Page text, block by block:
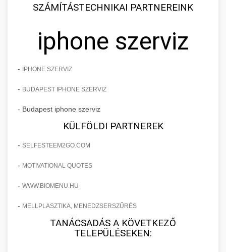
SZÁMÍTÁSTECHNIKAI PARTNEREINK
iphone szerviz
- IPHONE SZERVIZ
- BUDAPEST IPHONE SZERVIZ
- Budapest iphone szerviz
KÜLFÖLDI PARTNEREK
- SELFESTEEM2GO.COM
- MOTIVATIONAL QUOTES
- WWW.BIOMENU.HU
- MELLPLASZTIKA, MENEDZSERSZŰRÉS
TANÁCSADÁS A KÖVETKEZŐ
TELEPÜLÉSEKEN: